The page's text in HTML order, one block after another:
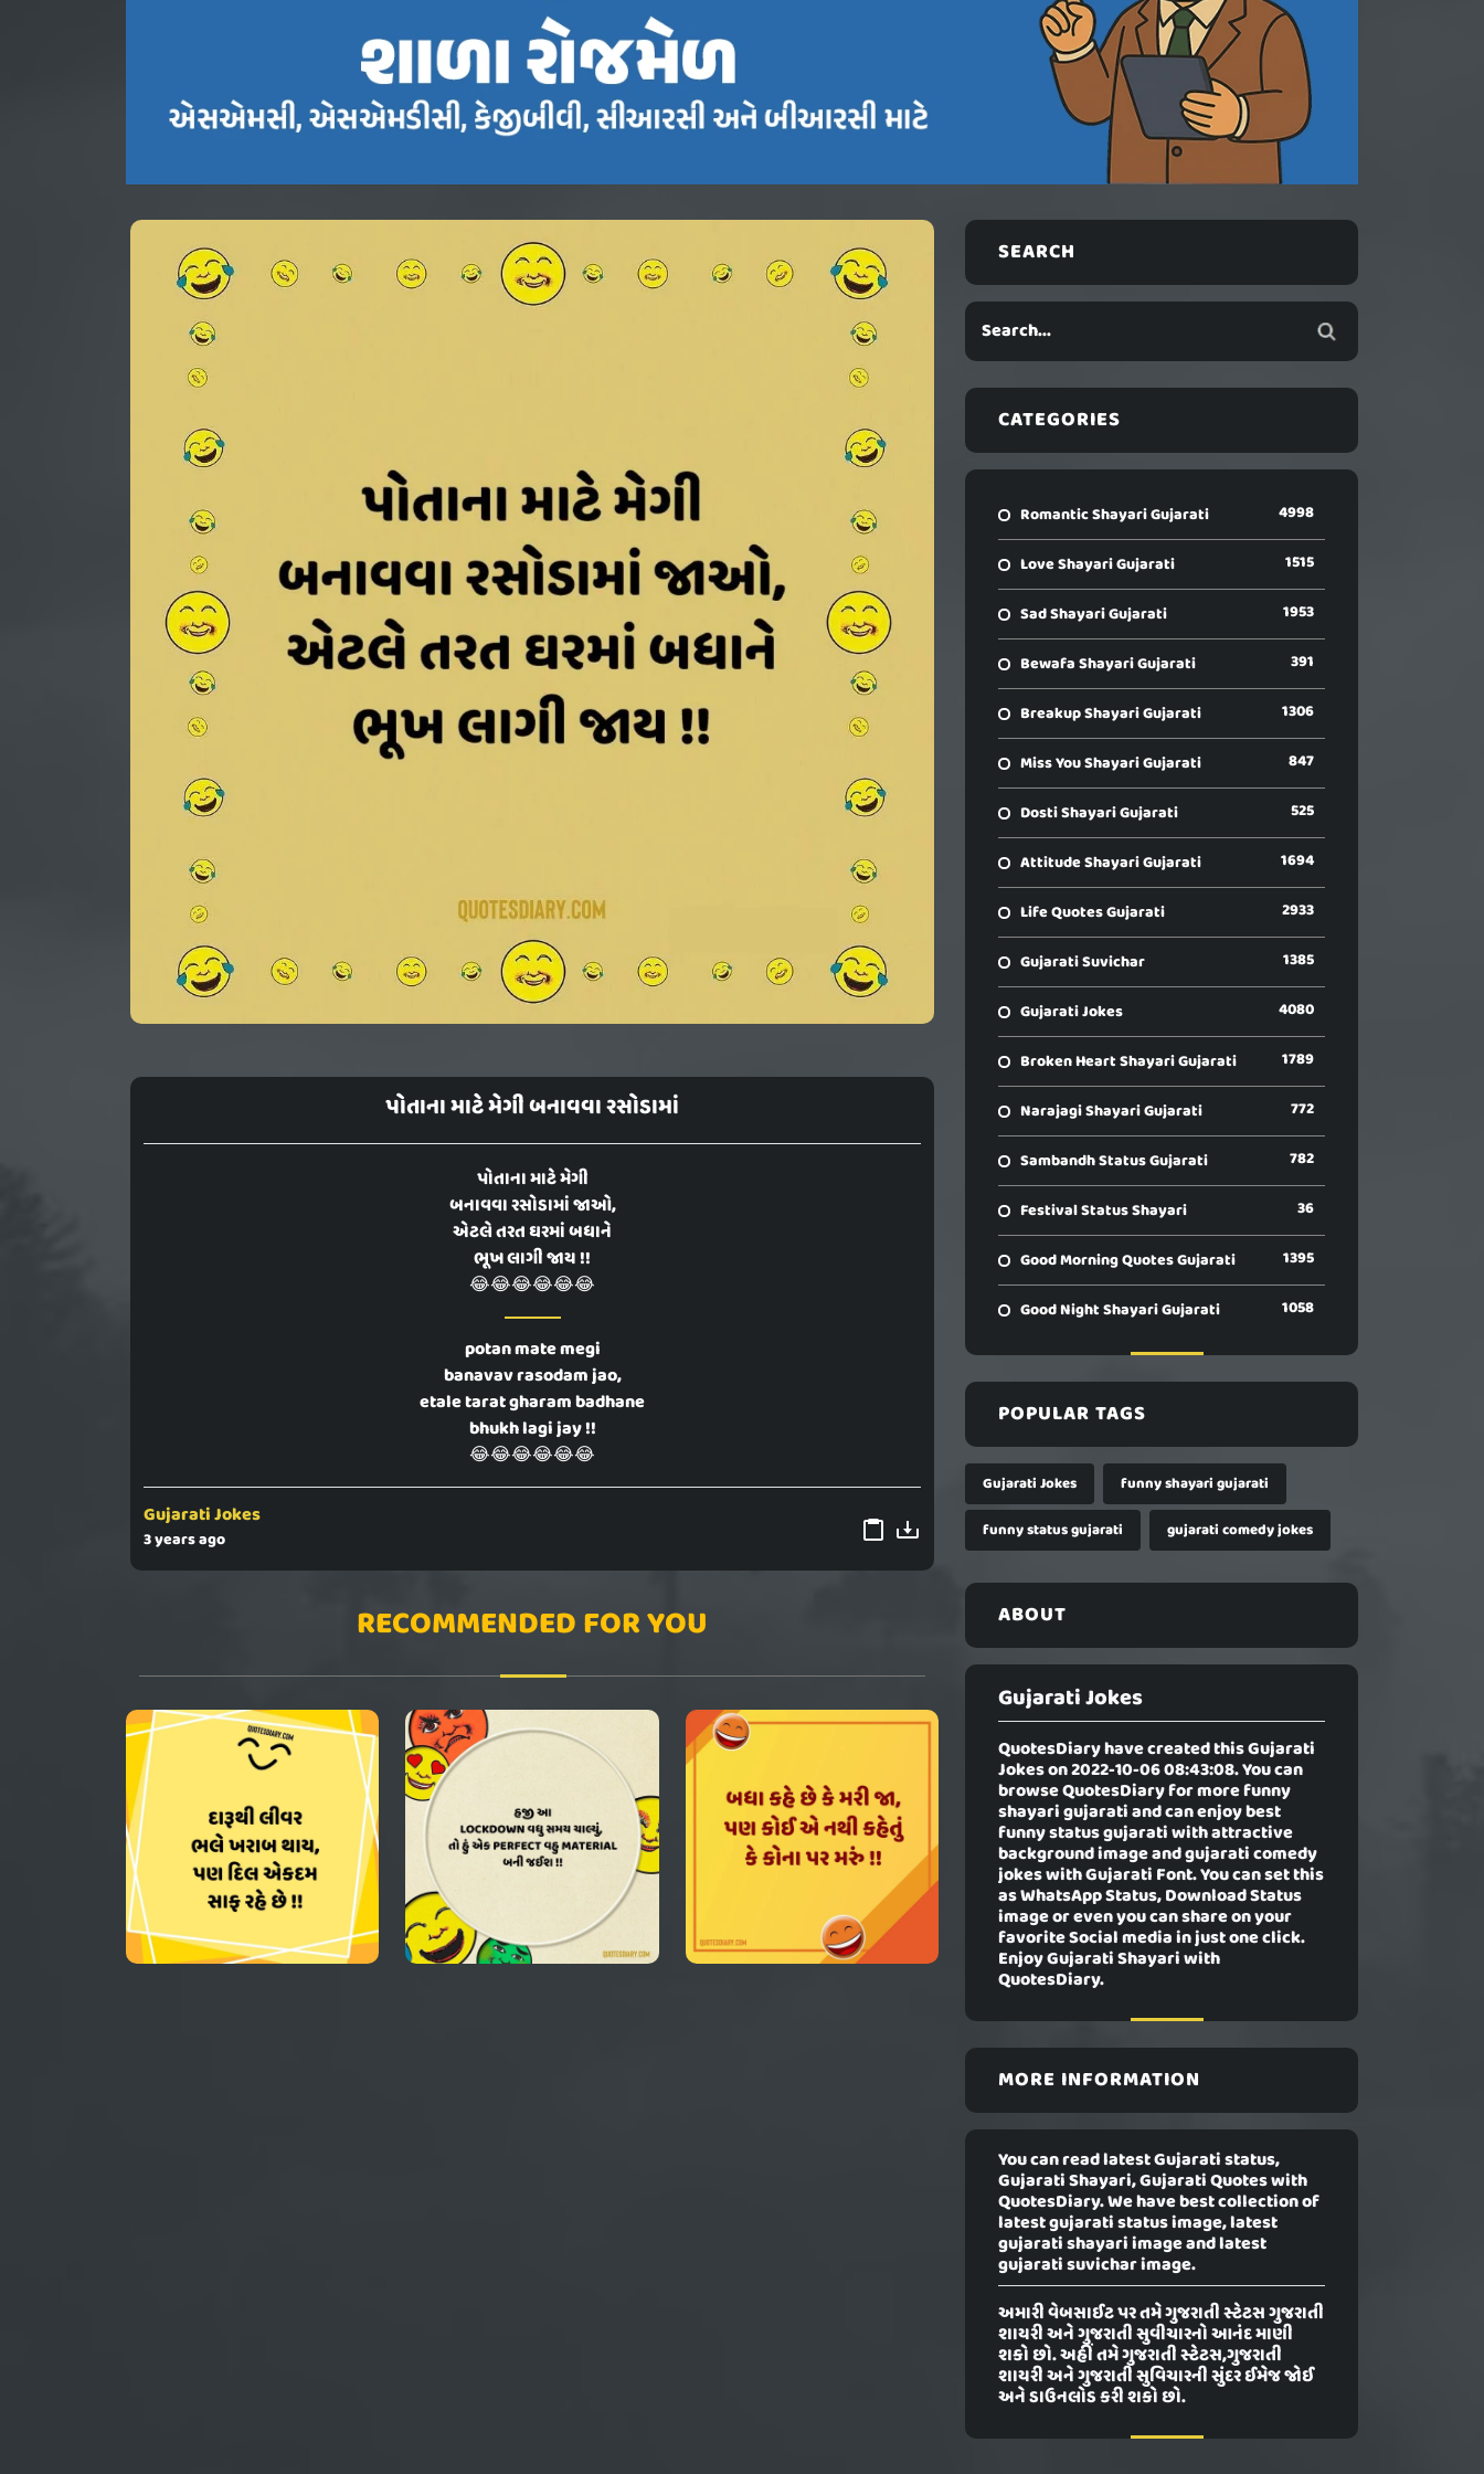
પોતાના માટે મેગી બનાવવા રસોડામાં
પોતાના માટે મેગી
બનાવવા રસોડામાં જાઓ,
એટલે તરત ઘરમાં બધાને
ભૂખ લાગી જાય !!
😂😂😂😂😂😂
potan mate megi
banavav rasodam jao,
etale tarat gharam badhane
bhukh lagi jay !!
😂😂😂😂😂😂
Gujarati Jokes
3 years ago
RECOMMENDED FOR YOU
SEARCH
CATEGORIES
Romantic Shayari Gujarati 4998
Love Shayari Gujarati 1515
Sad Shayari Gujarati 1953
Bewafa Shayari Gujarati 391
Breakup Shayari Gujarati 1306
Miss You Shayari Gujarati 847
Dosti Shayari Gujarati 525
Attitude Shayari Gujarati 1694
Life Quotes Gujarati 2933
Gujarati Suvichar 1385
Gujarati Jokes 4080
Broken Heart Shayari Gujarati 1789
Narajagi Shayari Gujarati 772
Sambandh Status Gujarati 782
Festival Status Shayari 36
Good Morning Quotes Gujarati 1395
Good Night Shayari Gujarati 1058
POPULAR TAGS
Gujarati Jokes
funny shayari gujarati
funny status gujarati
gujarati comedy jokes
ABOUT
Gujarati Jokes
QuotesDiary have created thisGujarati
Jokeson 2022-10-06 08:43:08. You can
browse QuotesDiary for more funny
shayari gujarati and can enjoy best
funny status gujarati with attractive
background image and gujarati comedy
jokes with Gujarati Font. You can set this
as WhatsApp Status, Download Status
image or even you can share on your
favorite Social media in just one click.
Enjoy Gujarati Shayari with
QuotesDiary.
MORE INFORMATION
You can read latest Gujarati status,
Gujarati Shayari, Gujarati Quotes with
QuotesDiary. We have best collection of
latest gujarati status image, latest
gujarati shayari image and latest
gujarati suvichar image.
અમારી વેબસાઈટ પર તમે ગુજરાતી સ્ટેટસ ગુજરાતી
શાયરી અને ગુજરાતી સુવીચારનો આનંદ માણી
શકો છો. અહીં તમે ગુજરાતી સ્ટેટસ,ગુજરાતી
શાયરી અને ગુજરાતી સુવિચારની સુંદર ઈમેજ જોઈ
અને ડાઉનલોડ કરી શકો છો.